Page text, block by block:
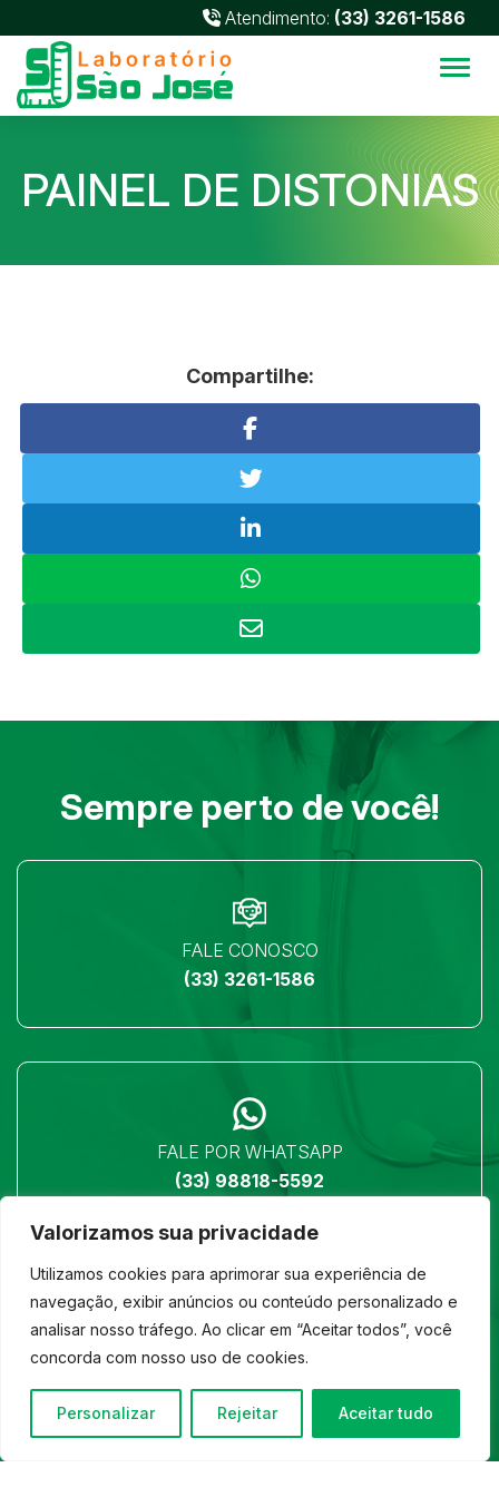
Valorizamos sua privacidade
Utilizamos cookies para aprimorar sua experiência de
navegação, exibir anúncios ou conteúdo personalizado e
analisar nosso tráfego. Ao clicar em “Aceitar todos”, você
concorda com nosso uso de cookies.
Personalizar Rejeitar Aceitar tudo
Atendimento: (33) 3261-1586
PAINEL DE DISTONIAS
Compartilhe:
Sempre perto de você!
FALE CONOSCO
(33) 3261-1586
FALE POR WHATSAPP
(33) 98818-5592
LOCALIZAÇÃO